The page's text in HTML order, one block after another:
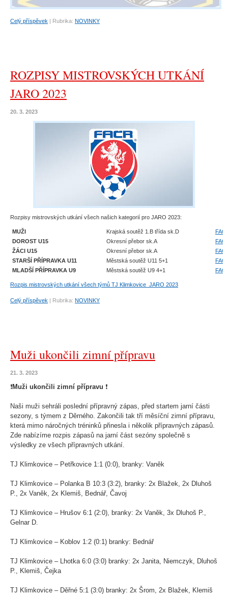
Celý příspěvek Rubrika: NOVINKY
ROZPISY MISTROVSKÝCH UTKÁNÍ
JARO 2023
20. 3. 2023
Rozpisy mistrovských utkání všech našich kategorií pro JARO 2023:
MUŽI Krajská soutěž 1.B třída sk.D
DOROST U15
Okresní přebor sk.A
ŽÁCI U15
Okresní přebor sk.A
STARŠÍ PŘÍPRAVKA U11
Městská soutěž U11 5+1
MLADŠÍ PŘÍPRAVKA U9
Městská soutěž U9 4+1
Rozpis mistrovských utkání všech týmů TJ Klimkovice_JARO 2023
Celý příspěvek Rubrika: NOVINKY
Muži ukončili zimní přípravu
21. 3. 2023
❗️Muži ukončili zimní přípravu ❗️
Naši muži sehráli poslední přípravný zápas, před startem jarní části
sezony, s týmem z Děrného. Zakončili tak tří měsíční zimní přípravu,
která mimo náročných tréninků přinesla i několik přípravných zápasů.
Zde nabízíme rozpis zápasů na jarní část sezóny společně s
výsledky ze všech přípravných utkání.
TJ Klimkovice – Petřkovice 1:1 (0:0), branky: Vaněk
TJ Klimkovice – Polanka B 10:3 (3:2), branky: 2x Blažek, 2x Dluhoš
P., 2x Vaněk, 2x Klemiš, Bednář, Čavoj
TJ Klimkovice – Hrušov 6:1 (2:0), branky: 2x Vaněk, 3x Dluhoš P.,
Gelnar D.
TJ Klimkovice – Koblov 1:2 (0:1) branky: Bednář
TJ Klimkovice – Lhotka 6:0 (3:0) branky: 2x Janita, Niemczyk, Dluhoš
P., Klemiš, Čejka
TJ Klimkovice – Děřné 5:1 (3:0) branky: 2x Šrom, 2x Blažek, Klemiš